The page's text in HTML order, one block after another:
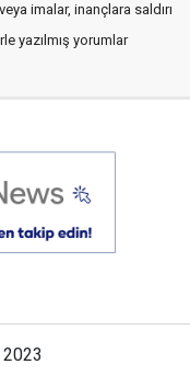
imalar, inançlara saldırı
yazılmış yorumlar